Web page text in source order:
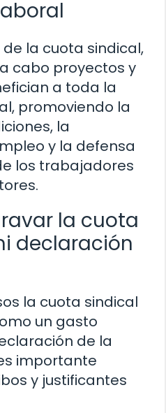
la cuota sindical,
cabo proyectos y
a toda la
promoviendo la
la
y la defensa
los trabajadores
la cuota
declaración
la cuota sindical
un gasto
de la
importante
y justificantes